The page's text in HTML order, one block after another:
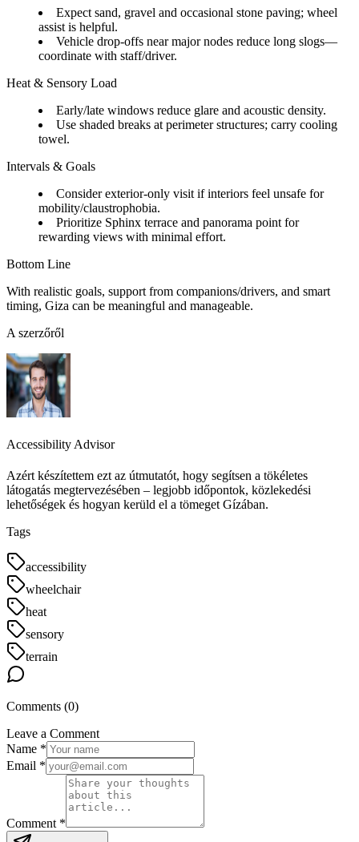
Expect sand, gravel and occasional stone paving; wheel
assist is helpful.
Vehicle drop-offs near major nodes reduce long slogs—
coordinate with staff/driver.
Heat & Sensory Load
Early/late windows reduce glare and acoustic density.
Use shaded breaks at perimeter structures; carry cooling
towel.
Intervals & Goals
Consider exterior-only visit if interiors feel unsafe for
mobility/claustrophobia.
Prioritize Sphinx terrace and panorama point for
rewarding views with minimal effort.
Bottom Line
With realistic goals, support from companions/drivers, and smart
timing, Giza can be meaningful and manageable.
A szerzőről
Accessibility Advisor
Azért készítettem ezt az útmutatót, hogy segítsen a tökéletes
látogatás megtervezésében – legjobb időpontok, közlekedési
lehetőségek és hogyan kerüld el a tömeget Gízában.
Tags
accessibility
wheelchair
heat
sensory
terrain
Comments (0)
Leave a Comment
Name *
Email *
Comment *